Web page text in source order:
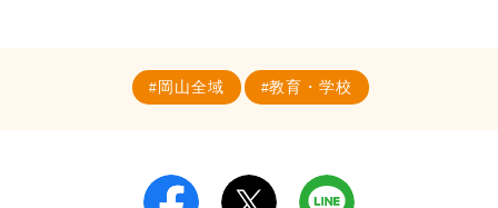
岡山全域 教育・学校